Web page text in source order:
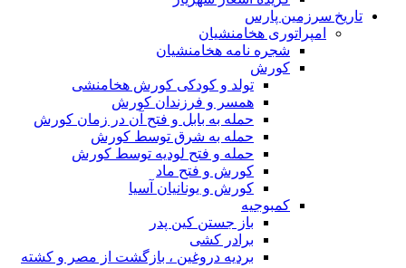
تاریخ سرزمین پارس
امپراتوری هخامنشیان
شجره نامه هخامنشیان
کورش
تولد و کودکی کورش هخامنشی
همسر و فرزندان کورش
حمله به بابل و فتح آن در زمان کورش
حمله به شرق توسط کورش
حمله و فتح لودیه توسط کورش
کورش و فتح ماد
کورش و یونانیان آسیا
کمبوجیه
باز جستن کین پدر
برادر کشی
بردیه دروغین ، بازگشت از مصر و کشته